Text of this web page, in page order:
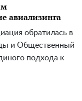
авиализинга
обратилась в
и Общественный
подхода к